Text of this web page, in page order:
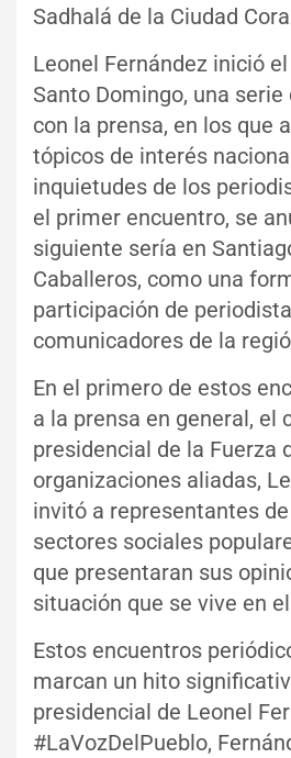
Sadhalá de la Ciudad
Leonel Fernández inició
Santo Domingo, una
con la prensa, en los que
tópicos de interés
inquietudes de los
el primer encuentro, se
siguiente sería en
Caballeros, como una
participación de
comunicadores de la
En el primero de estos
a la prensa en general, el
presidencial de la Fuerza
organizaciones aliadas,
invitó a representantes
sectores sociales
que presentaran sus
situación que se vive en
Estos encuentros
marcan un hito
presidencial de Leonel
#LaVozDelPueblo,